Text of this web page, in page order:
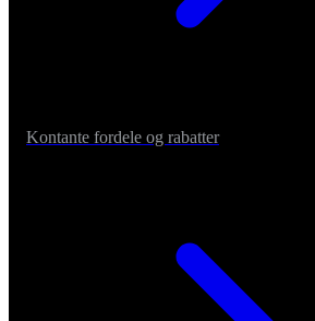
Kontante fordele og rabatter